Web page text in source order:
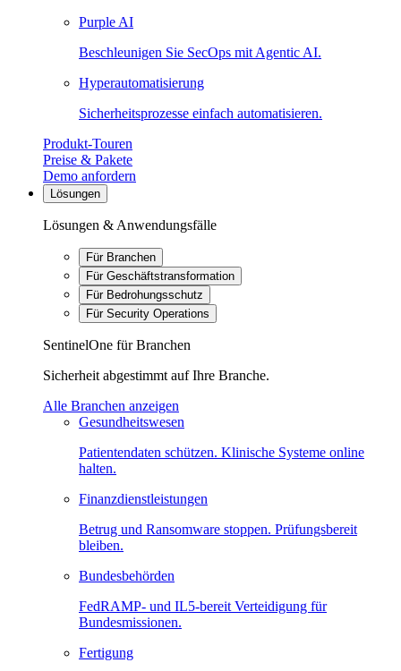
Purple AI
Beschleunigen Sie SecOps mit Agentic AI.
Hyperautomatisierung
Sicherheitsprozesse einfach automatisieren.
Produkt-Touren
Preise & Pakete
Demo anfordern
Lösungen
Lösungen & Anwendungsfälle
Für Branchen
Für Geschäftstransformation
Für Bedrohungsschutz
Für Security Operations
SentinelOne für Branchen
Sicherheit abgestimmt auf Ihre Branche.
Alle Branchen anzeigen
Gesundheitswesen
Patientendaten schützen. Klinische Systeme online
halten.
Finanzdienstleistungen
Betrug und Ransomware stoppen. Prüfungsbereit
bleiben.
Bundesbehörden
FedRAMP- und IL5-bereit Verteidigung für
Bundesmissionen.
Fertigung